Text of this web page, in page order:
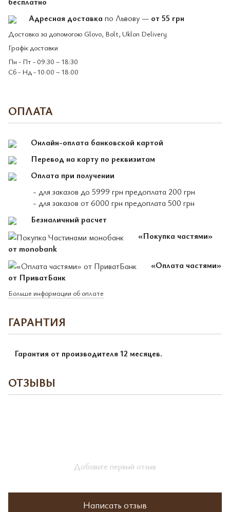
Адресная доставка по Львову — от 55 грн
Доставка за допомогою Glovo, Bolt, Uklon Delivery
Графік доставки
Пн - Пт - 09:30 – 18:30
Сб - Нд - 10:00 – 18:00
ОПЛАТА
Онлайн-оплата банковской картой
Перевод на карту по реквизитам
Оплата при получении
- для заказов до 5999 грн предоплата 200 грн
- для заказов от 6000 грн предоплата 500 грн
Безналичный расчет
«Покупка частями»
от monobank
«Оплата частями»
от ПриватБанк
Больше информации об оплате
ГАРАНТИЯ
Гарантия от производителя 12 месяцев.
ОТЗЫВЫ
Добавьте первый отзыв
Написать отзыв